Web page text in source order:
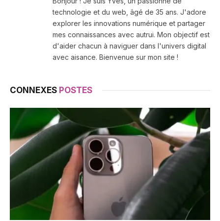
technologie et du web, âgé de 35 ans. J'adore
explorer les innovations numérique et partager
mes connaissances avec autrui. Mon objectif est
d'aider chacun à naviguer dans l'univers digital
avec aisance. Bienvenue sur mon site !
CONNEXES POSTES